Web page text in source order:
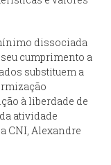
dissociada
cumprimento a
substituem a
à liberdade de
atividade
CNI, Alexandre